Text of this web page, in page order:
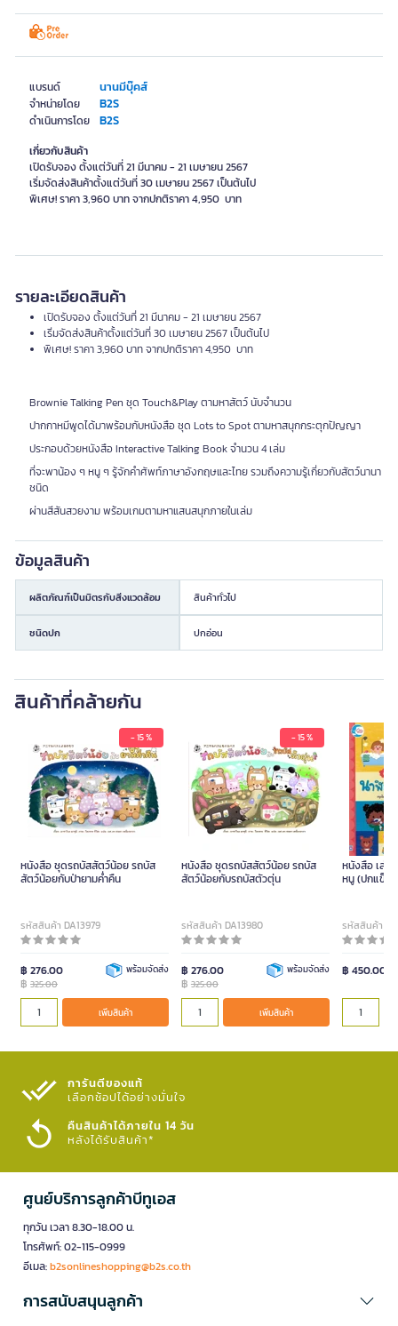
แบรนด์ นานมีบุ๊คส์
จำหน่ายโดย B2S
ดำเนินการโดย B2S
เกี่ยวกับสินค้า
เปิดรับจอง ตั้งแต่วันที่ 21 มีนาคม - 21 เมษายน 2567
เริ่มจัดส่งสินค้าตั้งแต่วันที่ 30 เมษายน 2567 เป็นต้นไป
พิเศษ! ราคา 3,960 บาท จากปกติราคา 4,950 บาท
รายละเอียดสินค้า
เปิดรับจอง ตั้งแต่วันที่ 21 มีนาคม - 21 เมษายน 2567
เริ่มจัดส่งสินค้าตั้งแต่วันที่ 30 เมษายน 2567 เป็นต้นไป
พิเศษ! ราคา 3,960 บาท จากปกติราคา 4,950 บาท
Brownie Talking Pen ชุด Touch&Play ตามหาสัตว์ นับจำนวน
ปากกาหมีพูดได้มาพร้อมกับหนังสือ ชุด Lots to Spot ตามหาสนุกกระตุกปัญญา
ประกอบด้วยหนังสือ Interactive Talking Book จำนวน 4 เล่ม
ที่จะพาน้อง ๆ หนู ๆ รู้จักคำศัพท์ภาษาอังกฤษและไทย รวมถึงความรู้เกี่ยวกับสัตว์นานา
ชนิด
ผ่านสีสันสวยงาม พร้อมเกมตามหาแสนสนุกภายในเล่ม
ข้อมูลสินค้า
ผลิตภัณฑ์เป็นมิตรกับสิ่งแวดล้อม สินค้าทั่วไป
ชนิดปก ปกอ่อน
สินค้าที่คล้ายกัน
- 15 %
หนังสือ ชุดรถบัสสัตว์น้อย รถบัส
สัตว์น้อยกับป่ายามค่ำคืน
รหัสสินค้า DA13979
฿ 276.00
฿ 325.00
พร้อมจัดส่ง
เพิ่มสินค้า
- 15 %
หนังสือ ชุดรถบัสสัตว์น้อย รถบัส
สัตว์น้อยกับรถบัสตัวตุ่น
รหัสสินค้า DA13980
฿ 276.00
฿ 325.00
พร้อมจัดส่ง
เพิ่มสินค้า
หนังสือ เล่ม
หนู (ปกแข็ง)
รหัสสินค้า
฿ 450.00
การันตีของแท้
เลือกช้อปได้อย่างมั่นใจ​
คืนสินค้าได้ภายใน 14 วัน
หลังได้รับสินค้า*
ศูนย์บริการลูกค้าบีทูเอส
ทุกวัน เวลา 8.30-18.00 น.
โทรศัพท์: 02-115-0999
อีเมล:b2sonlineshopping@b2s.co.th
การสนับสนุนลูกค้า